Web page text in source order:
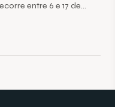
entre 6 e 17 de